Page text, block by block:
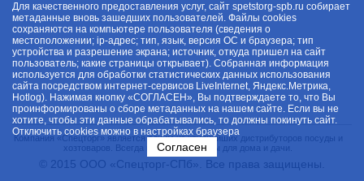
Компания «Спецторг» является одним из крупнейших дистрибуторов посуды и
хозтоваров. Всегда в наличии товары для дома и дачи.
© 2015 ООО «Спецторг-СПб». Все права защищены.
Для качественного предоставления услуг, сайт spetstorg-spb.ru собирает
метаданные вновь зашедших пользователей. Файлы cookies
сохраняются на компьютере пользователя (сведения о
местоположении; ip-адрес; тип, язык, версия ОС и браузера; тип
устройства и разрешение экрана; источник, откуда пришел на сайт
пользователь; какие страницы открывает). Собранная информация
используется для обработки статистических данных использования
сайта посредством интернет-сервисов LiveInternet, Яндекс.Метрика,
Hotlog). Нажимая кнопку «СОГЛАСЕН», Вы подтверждаете то, что Вы
проинформированы о сборе метаданных на нашем сайте. Если вы не
хотите, чтобы эти данные обрабатывались, то должны покинуть сайт.
Отключить cookies можно в настройках браузера
Согласен